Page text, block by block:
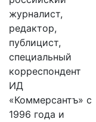
журналист,
редактор,
публицист,
специальный
корреспондент
ИД
«Коммерсантъ» с
1996 года и